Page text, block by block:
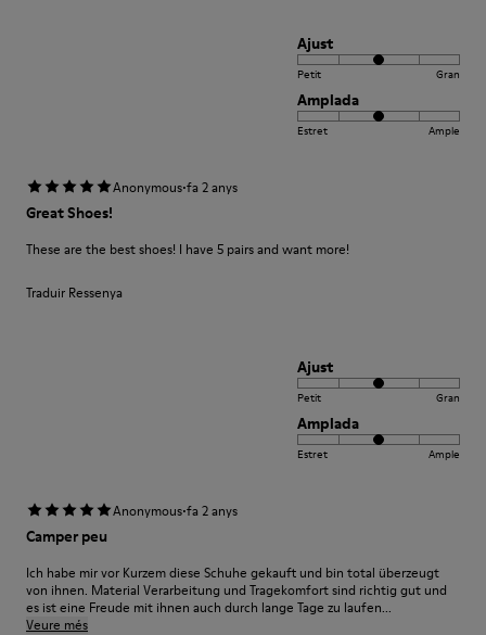
Ajust
Petit Gran
Amplada
Estret Ample
Anonymous·fa 2 anys
Great Shoes!
These are the best shoes! I have 5 pairs and want more!
Traduir Ressenya
Ajust
Petit Gran
Amplada
Estret Ample
Anonymous·fa 2 anys
Camper peu
Ich habe mir vor Kurzem diese Schuhe gekauft und bin total überzeugt
von ihnen. Material Verarbeitung und Tragekomfort sind richtig gut und
es ist eine Freude mit ihnen auch durch lange Tage zu laufen...
Veure més